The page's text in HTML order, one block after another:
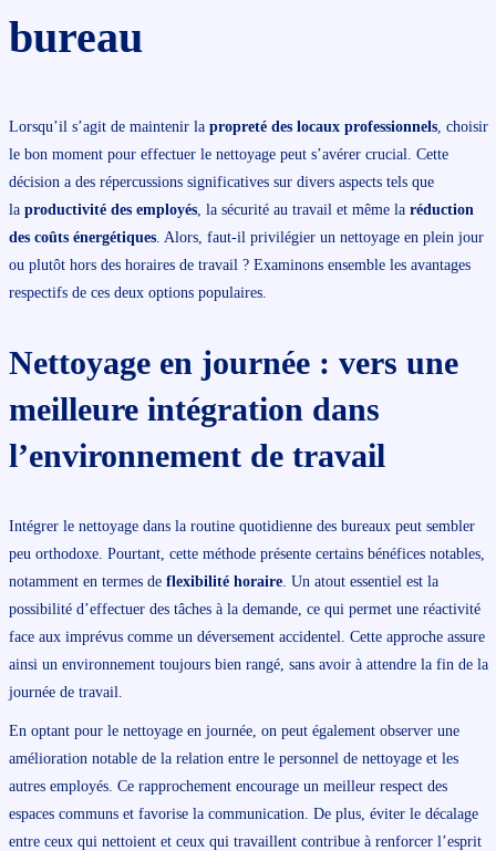
bureau
Lorsqu’il s’agit de maintenir la propreté des locaux professionnels, choisir
le bon moment pour effectuer le nettoyage peut s’avérer crucial. Cette
décision a des répercussions significatives sur divers aspects tels que
la productivité des employés, la sécurité au travail et même la réduction
des coûts énergétiques. Alors, faut-il privilégier un nettoyage en plein jour
ou plutôt hors des horaires de travail ? Examinons ensemble les avantages
respectifs de ces deux options populaires.
Nettoyage en journée : vers une
meilleure intégration dans
l’environnement de travail
Intégrer le nettoyage dans la routine quotidienne des bureaux peut sembler
peu orthodoxe. Pourtant, cette méthode présente certains bénéfices notables,
notamment en termes de flexibilité horaire. Un atout essentiel est la
possibilité d’effectuer des tâches à la demande, ce qui permet une réactivité
face aux imprévus comme un déversement accidentel. Cette approche assure
ainsi un environnement toujours bien rangé, sans avoir à attendre la fin de la
journée de travail.
En optant pour le nettoyage en journée, on peut également observer une
amélioration notable de la relation entre le personnel de nettoyage et les
autres employés. Ce rapprochement encourage un meilleur respect des
espaces communs et favorise la communication. De plus, éviter le décalage
entre ceux qui nettoient et ceux qui travaillent contribue à renforcer l’esprit